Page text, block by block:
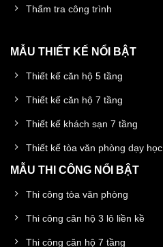
Thẩm tra công trình
MẪU THIẾT KẾ NỔI BẬT
Thiết kế căn hộ 5 tầng
Thiết kế căn hộ 7 tầng
Thiết kế khách sạn 7 tầng
Thiết kế tòa văn phòng dạy học
MẪU THI CÔNG NỔI BẬT
Thi công tòa văn phòng
Thi công căn hộ 3 lô liền kề
Thi công căn hộ 7 tầng